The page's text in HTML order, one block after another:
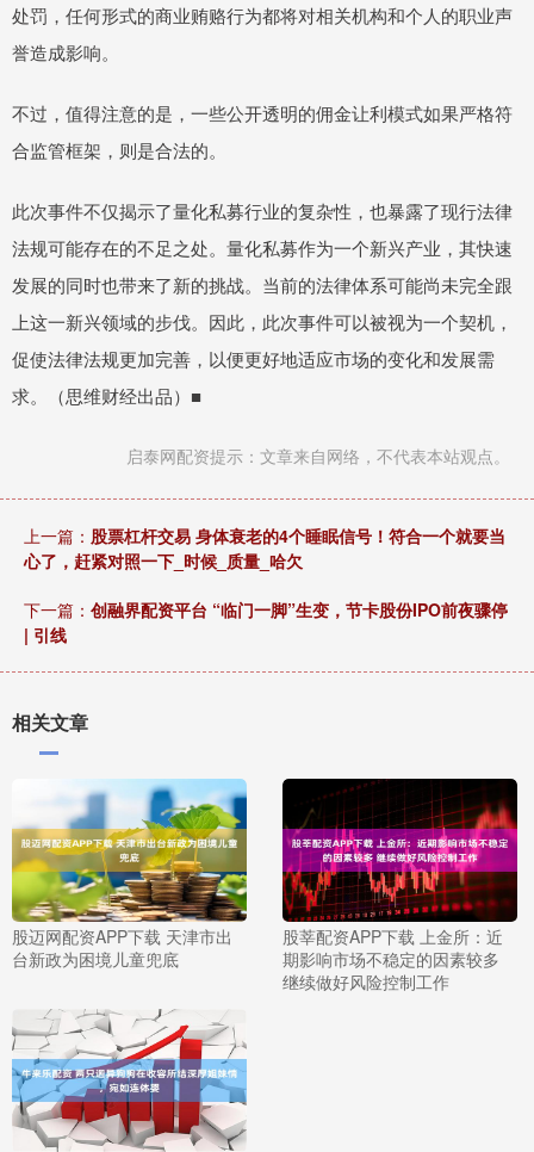
处罚，任何形式的商业贿赂行为都将对相关机构和个人的职业声
誉造成影响。
不过，值得注意的是，一些公开透明的佣金让利模式如果严格符
合监管框架，则是合法的。
此次事件不仅揭示了量化私募行业的复杂性，也暴露了现行法律
法规可能存在的不足之处。量化私募作为一个新兴产业，其快速
发展的同时也带来了新的挑战。当前的法律体系可能尚未完全跟
上这一新兴领域的步伐。因此，此次事件可以被视为一个契机，
促使法律法规更加完善，以便更好地适应市场的变化和发展需
求。（思维财经出品）■
启泰网配资提示：文章来自网络，不代表本站观点。
上一篇： 股票杠杆交易 身体衰老的4个睡眠信号！符合一个就要当
心了，赶紧对照一下_时候_质量_哈欠
下一篇： 创融界配资平台 “临门一脚”生变，节卡股份IPO前夜骤停
| 引线
相关文章
股迈网配资APP下载 天津市出
台新政为困境儿童兜底
股莘配资APP下载 上金所：近
期影响市场不稳定的因素较多
继续做好风险控制工作